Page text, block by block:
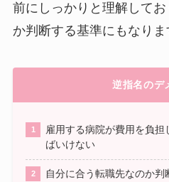
前にしっかりと理解して
か判断する基準にもなりま
逆指名のデ
雇用する病院が費用を負担
ばいけない
自分に合う転職先なのか判